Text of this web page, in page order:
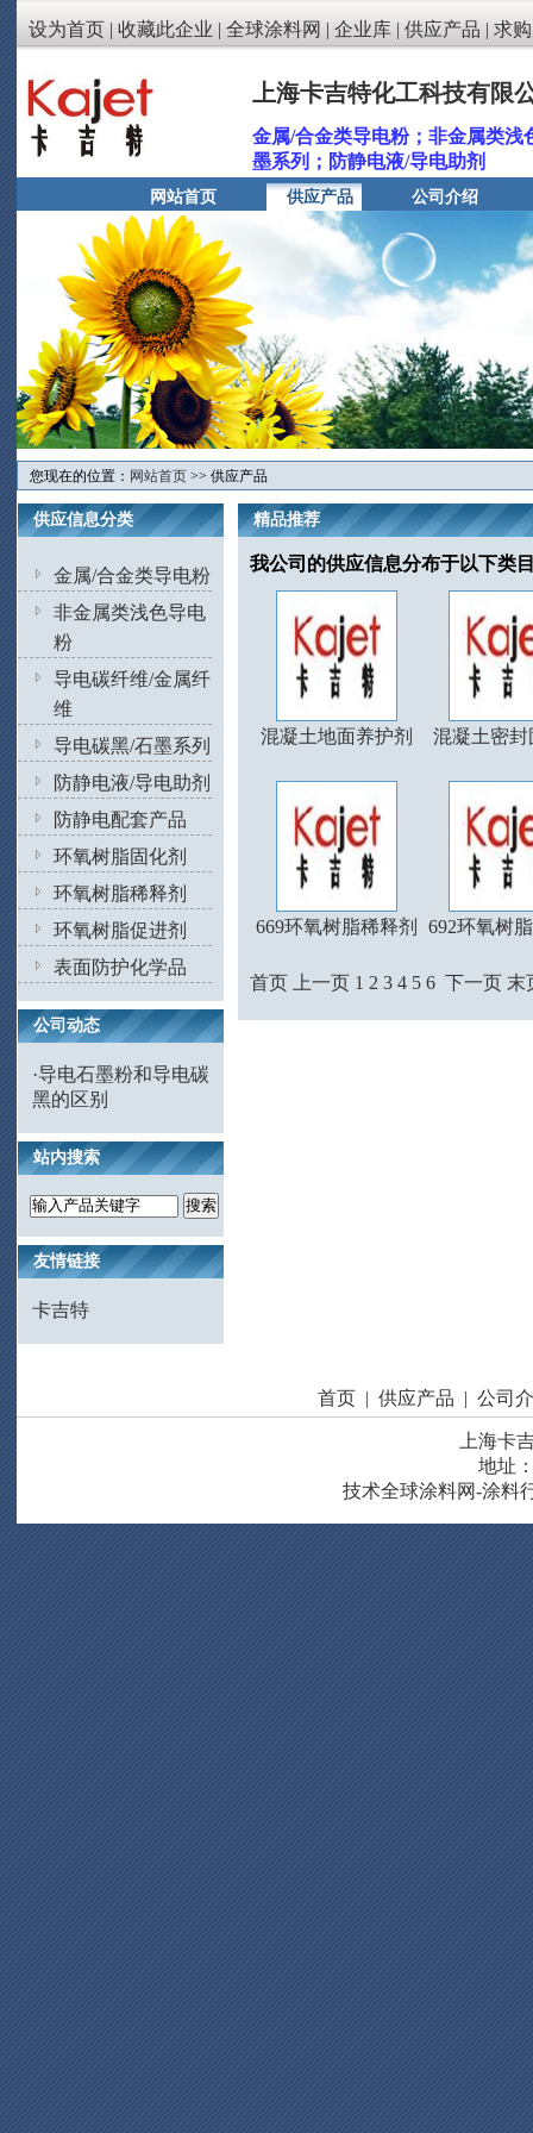
设为首页 | 收藏此企业 | 全球涂料网 | 企业库 | 供应产品 | 求
上海卡吉特化工科技有限
金属/合金类导电粉；非金属类浅
墨系列；防静电液/导电助剂
网站首页 供应产品 公司介绍
您现在的位置： 网站首页 >> 供应产品
供应信息分类
金属/合金类导电粉
非金属类浅色导电
粉
导电碳纤维/金属纤
维
导电碳黑/石墨系列
防静电液/导电助剂
防静电配套产品
环氧树脂固化剂
环氧树脂稀释剂
环氧树脂促进剂
表面防护化学品
公司动态
·导电石墨粉和导电碳
黑的区别
站内搜索
友情链接
卡吉特
精品推荐
我公司的供应信息分布于以下类
混凝土地面养护剂 混凝土密封
669环氧树脂稀释剂 692环氧树
首页 上一页 1 2 3 4 5 6 下一页 末
首页| 供应产品 | 公司
上海卡
地址
技术全球涂料网-涂料